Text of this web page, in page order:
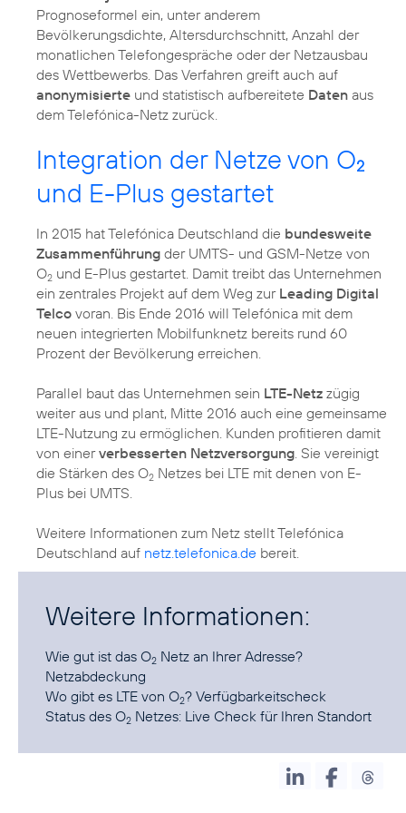
Prognoseformel ein, unter anderem
Bevölkerungsdichte, Altersdurchschnitt, Anzahl der
monatlichen Telefongespräche oder der Netzausbau
des Wettbewerbs. Das Verfahren greift auch auf
anonymisierte und statistisch aufbereitete Daten aus
dem Telefónica-Netz zurück.
Integration der Netze von O2
und E-Plus gestartet
In 2015 hat Telefónica Deutschland die bundesweite
Zusammenführung der UMTS- und GSM-Netze von
O2 und E-Plus gestartet. Damit treibt das Unternehmen
ein zentrales Projekt auf dem Weg zur Leading Digital
Telco voran. Bis Ende 2016 will Telefónica mit dem
neuen integrierten Mobilfunknetz bereits rund 60
Prozent der Bevölkerung erreichen.
Parallel baut das Unternehmen sein LTE-Netz zügig
weiter aus und plant, Mitte 2016 auch eine gemeinsame
LTE-Nutzung zu ermöglichen. Kunden profitieren damit
von einerverbesserten Netzversorgung. Sie vereinigt
die Stärken des O2 Netzes bei LTE mit denen von E-
Plus bei UMTS.
Weitere Informationen zum Netz stellt Telefónica
Deutschland auf netz.telefonica.de bereit.
Weitere Informationen:
Wie gut ist das O2 Netz an Ihrer Adresse?
Netzabdeckung
Wo gibt es LTE von O2? Verfügbarkeitscheck
Status des O2 Netzes: Live Check für Ihren Standort